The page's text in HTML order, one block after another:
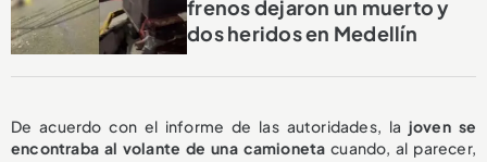
frenos dejaron un muerto y
dos heridos en Medellín
De acuerdo con el informe de las autoridades, la joven se
encontraba al volante de una camioneta cuando, al parecer,